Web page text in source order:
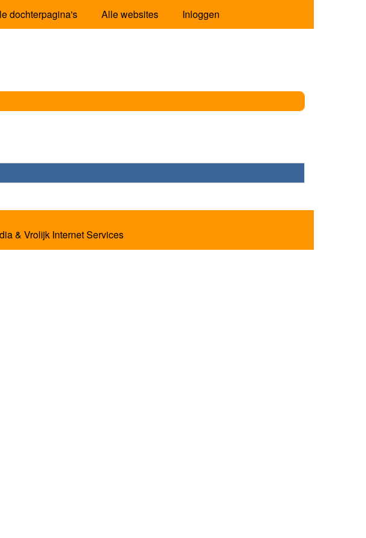
dochterpagina's Alle websites Inloggen
& Vrolijk Internet Services